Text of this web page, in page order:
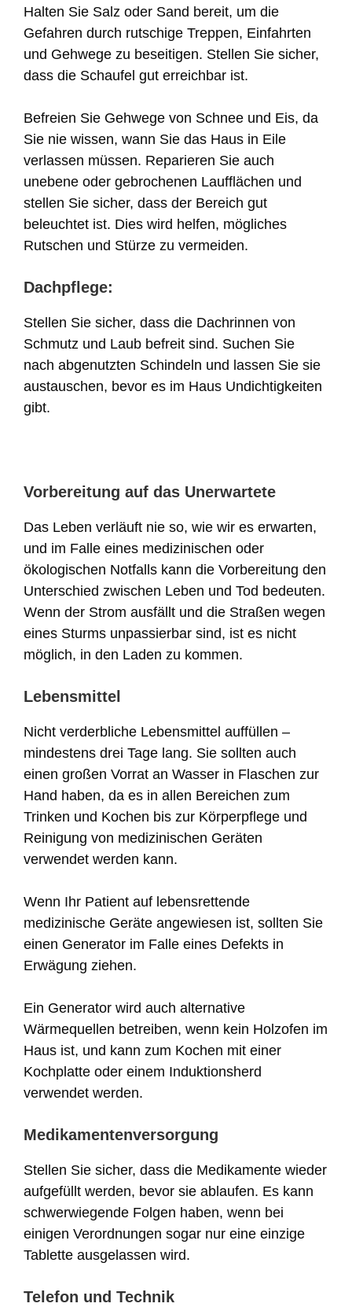
Halten Sie Salz oder Sand bereit, um die
Gefahren durch rutschige Treppen, Einfahrten
und Gehwege zu beseitigen. Stellen Sie sicher,
dass die Schaufel gut erreichbar ist.
Befreien Sie Gehwege von Schnee und Eis, da
Sie nie wissen, wann Sie das Haus in Eile
verlassen müssen. Reparieren Sie auch
unebene oder gebrochenen Laufflächen und
stellen Sie sicher, dass der Bereich gut
beleuchtet ist. Dies wird helfen, mögliches
Rutschen und Stürze zu vermeiden.
Dachpflege:
Stellen Sie sicher, dass die Dachrinnen von
Schmutz und Laub befreit sind. Suchen Sie
nach abgenutzten Schindeln und lassen Sie sie
austauschen, bevor es im Haus Undichtigkeiten
gibt.
Vorbereitung auf das Unerwartete
Das Leben verläuft nie so, wie wir es erwarten,
und im Falle eines medizinischen oder
ökologischen Notfalls kann die Vorbereitung den
Unterschied zwischen Leben und Tod bedeuten.
Wenn der Strom ausfällt und die Straßen wegen
eines Sturms unpassierbar sind, ist es nicht
möglich, in den Laden zu kommen.
Lebensmittel
Nicht verderbliche Lebensmittel auffüllen –
mindestens drei Tage lang. Sie sollten auch
einen großen Vorrat an Wasser in Flaschen zur
Hand haben, da es in allen Bereichen zum
Trinken und Kochen bis zur Körperpflege und
Reinigung von medizinischen Geräten
verwendet werden kann.
Wenn Ihr Patient auf lebensrettende
medizinische Geräte angewiesen ist, sollten Sie
einen Generator im Falle eines Defekts in
Erwägung ziehen.
Ein Generator wird auch alternative
Wärmequellen betreiben, wenn kein Holzofen im
Haus ist, und kann zum Kochen mit einer
Kochplatte oder einem Induktionsherd
verwendet werden.
Medikamentenversorgung
Stellen Sie sicher, dass die Medikamente wieder
aufgefüllt werden, bevor sie ablaufen. Es kann
schwerwiegende Folgen haben, wenn bei
einigen Verordnungen sogar nur eine einzige
Tablette ausgelassen wird.
Telefon und Technik